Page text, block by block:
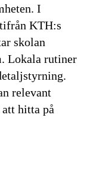
I
KTH:s
skolan
Lokala rutiner
relevant
hitta på